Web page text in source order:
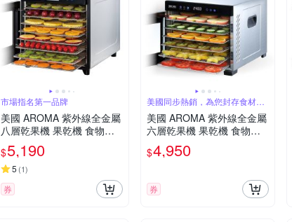
市場指名第一品牌
美國 AROMA 紫外線全金屬
八層乾果機 果乾機 食物乾
燥機 AFD-958SDU
$5,190
5 (1)
券
美國同步熱銷，為您封存食材美
味
美國 AROMA 紫外線全金屬
六層乾果機 果乾機 食物乾
燥機 AFD-965SDU
$4,950
券